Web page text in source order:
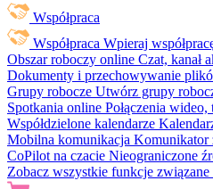
Współpraca
Współpraca Wpieraj
Obszar roboczy online Czat, kanał
Dokumenty i przechowywanie
Grupy robocze Utwórz grupy
Spotkania online Połączenia
Współdzielone kalendarze
Mobilna komunikacja Komunikator
CoPilot na czacie Nieograniczone
Zobacz wszystkie funkcje związane